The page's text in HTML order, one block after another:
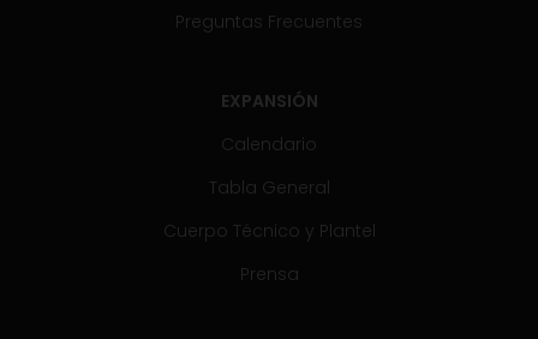
Preguntas Frecuentes
EXPANSIÓN
Calendario
Tabla General
Cuerpo Técnico y Plantel
Prensa